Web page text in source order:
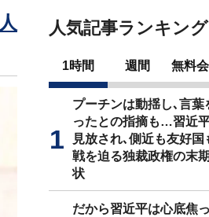
人気記事ランキング
1時間 週間 無料
プーチンは動揺し､言葉
ったとの指摘も…習近
見放され､側近も友好国
戦を迫る独裁政権の末
状
だから習近平は心底焦